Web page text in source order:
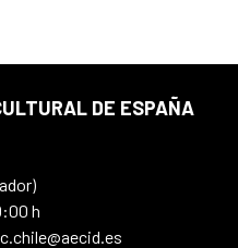
DE ESPAÑA
h